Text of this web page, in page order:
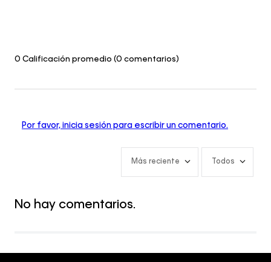
0 Calificación promedio (0 comentarios)
Por favor, inicia sesión para escribir un comentario.
Más reciente Todos
No hay comentarios.